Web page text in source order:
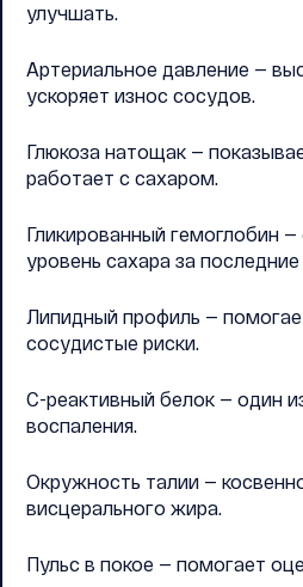
улучшать.
Артериальное давление —
ускоряет износ сосудов.
Глюкоза натощак —
работает с сахаром.
Гликированный гемоглобин
уровень сахара за
Липидный профиль —
сосудистые риски.
С-реактивный белок — один
воспаления.
Окружность талии —
висцерального жира.
Пульс в покое — помогает